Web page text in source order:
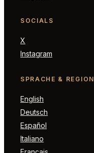
SOCIALS
X
Instagram
SPRACHE & REGION
English
Deutsch
Español
Italiano